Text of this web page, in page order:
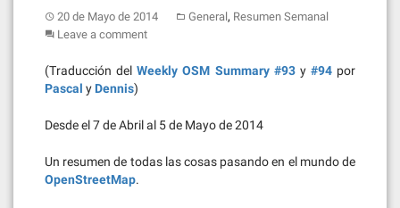
20 de Mayo de 2014 General, Resumen Semanal
Leave a comment
(Traducción delWeekly OSM Summary #93y #94por
Pascal y Dennis)
Desde el 7 de Abril al 5 de Mayo de 2014
Un resumen de todas las cosas pasando en el mundo de
OpenStreetMap.